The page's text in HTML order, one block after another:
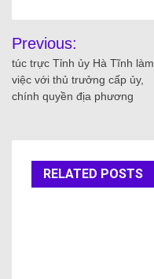
Previous:
túc trực Tỉnh ủy Hà Tĩnh làm
việc với thủ trưởng cấp ủy,
chính quyền địa phương
RELATED POSTS